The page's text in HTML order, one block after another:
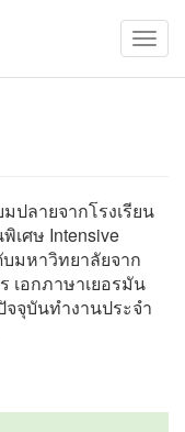
ปลายจากโรงเรียน
เศษ Intensive
มหาวิทยาลัยจาก
เอกภาษาเยอรมัน
จุบันทำงานประจำ